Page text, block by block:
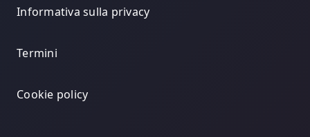
Informativa sulla privacy
Termini
Cookie policy